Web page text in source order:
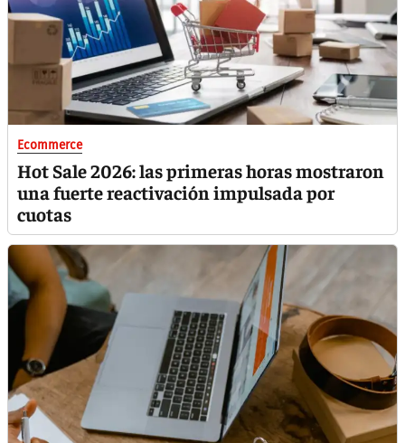
Ecommerce
Hot Sale 2026: las primeras horas mostraron
una fuerte reactivación impulsada por
cuotas